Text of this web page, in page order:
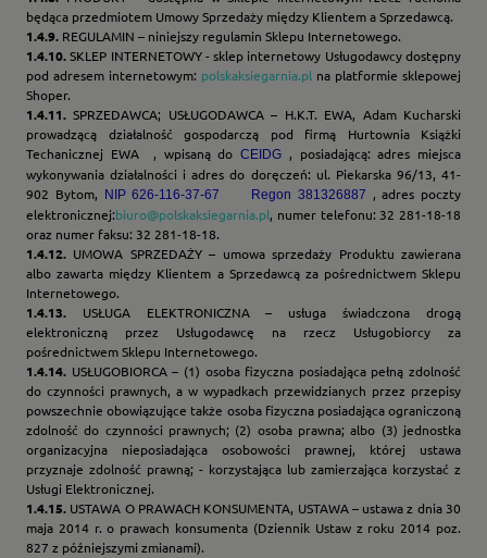
będąca przedmiotem Umowy Sprzedaży między Klientem a Sprzedawcą.
1.4.9. REGULAMIN – niniejszy regulamin Sklepu Internetowego.
1.4.10.SKLEP INTERNETOWY - sklep internetowy Usługodawcy dostępny
pod adresem internetowym: polskaksiegarnia.pl na platformie sklepowej
Shoper.
1.4.11. SPRZEDAWCA; USŁUGODAWCA – H.K.T. EWA, Adam Kucharski
prowadzącą działalność gospodarczą pod firmą Hurtownia Książki
Techanicznej EWA , wpisaną doCEIDG , posiadającą: adres miejsca
wykonywania działalności i adres do doręczeń: ul. Piekarska 96/13, 41-
902 Bytom,
NIP 626-116-37-67 Regon 381326887 , adres poczty
elektronicznej:biuro@polskaksiegarnia.pl, numer telefonu: 32 281-18-18
oraz numer faksu: 32 281-18-18.
1.4.12. UMOWA SPRZEDAŻY – umowa sprzedaży Produktu zawierana
albo zawarta między Klientem a Sprzedawcą za pośrednictwem Sklepu
Internetowego.
1.4.13. USŁUGA ELEKTRONICZNA – usługa świadczona drogą
elektroniczną przez Usługodawcę na rzecz Usługobiorcy za
pośrednictwem Sklepu Internetowego.
1.4.14. USŁUGOBIORCA – (1) osoba fizyczna posiadająca pełną zdolność
do czynności prawnych, a w wypadkach przewidzianych przez przepisy
powszechnie obowiązujące także osoba fizyczna posiadająca ograniczoną
zdolność do czynności prawnych; (2) osoba prawna; albo (3) jednostka
organizacyjna nieposiadająca osobowości prawnej, której ustawa
przyznaje zdolność prawną; - korzystająca lub zamierzająca korzystać z
Usługi Elektronicznej.
1.4.15. USTAWA O PRAWACH KONSUMENTA, USTAWA – ustawa z dnia 30
maja 2014 r. o prawach konsumenta (Dziennik Ustaw z roku 2014 poz.
827 z późniejszymi zmianami).